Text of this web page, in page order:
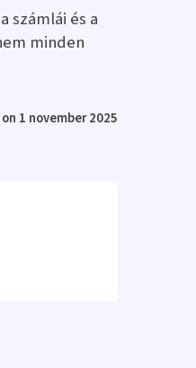
számlái és a
minden
1 november 2025